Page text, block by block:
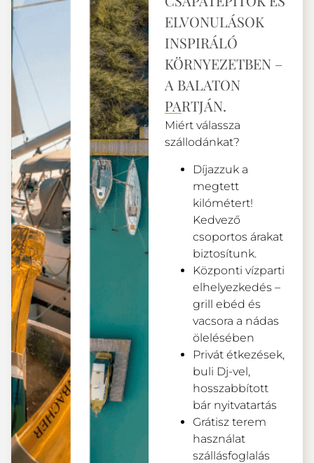
ELVONULÁSOK
INSPIRÁLÓ
KÖRNYEZETBEN –
A BALATON
PARTJÁN.
Miért válassza
szállodánkat?
Díjazzuk a
megtett
kilómétert!
Kedvező
csoportos árakat
biztosítunk.
Központi vízparti
elhelyezkedés –
grill ebéd és
vacsora a nádas
ölelésében
Privát étkezések,
buli Dj-vel,
hosszabbított
bár nyitvatartás
Grátisz terem
használat
szállásfoglalás